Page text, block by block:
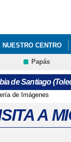
NUESTRO CENTRO
INFÓRMATE
Papás
de Santiago
de Imágenes
A